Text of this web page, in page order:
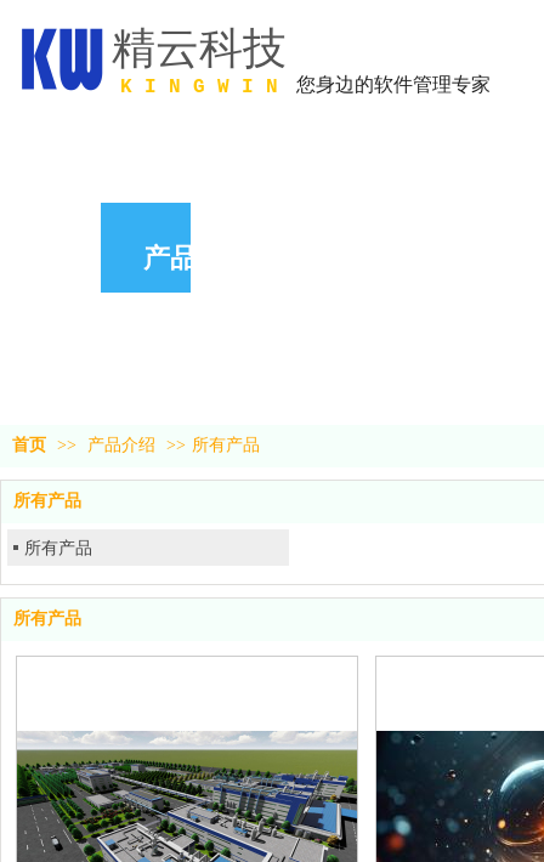
精云科技
K I N G W I N 您身边的软件管理专家
产品中心
首页 >> 产品介绍 >> 所有产品
所有产品
所有产品
所有产品